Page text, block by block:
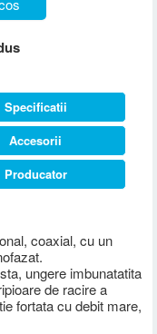
coaxial, cu un
ungere imbunatatita
de racire a
fortata cu debit mare,
Specificatii
Accesorii
Producator